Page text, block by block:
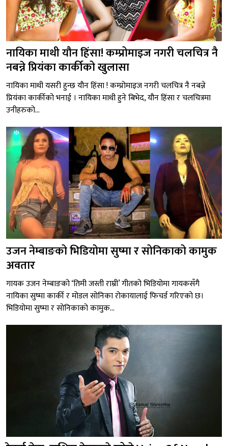
नायिका माथी यौन हिंसा! कम्प्रोमाइज नगरी चलचित्र नै
नबन्ने प्रियंका कार्कीको खुलासा
नायिका माथी यसरी हुन्छ यौन हिंसा ! कम्प्रोमाइज नगरी चलचित्र नै नबन्ने
प्रियंका कार्कीको भनाई । नायिका माथी हुने बिभेद, यौन हिंसा र चलचित्रमा
उनीहरुको...
उजन नेम्बाङको भिडियोमा सुष्मा र सोनिकाको कामुक
अवतार
गायक उजन नेम्बाङको ‘तिमी जस्ती राम्री’ गीतको भिडियोमा गायकसँगै
नायिका सुष्मा कार्की र मोडल सोनिका रोकायालाई फिचर्ड गरिएको छ।
भिडियोमा सुष्मा र सोनिकाको कामुक...